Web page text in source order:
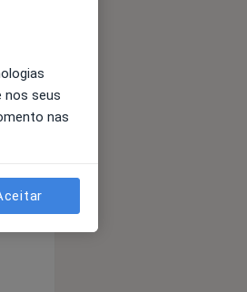
nos seus
nas